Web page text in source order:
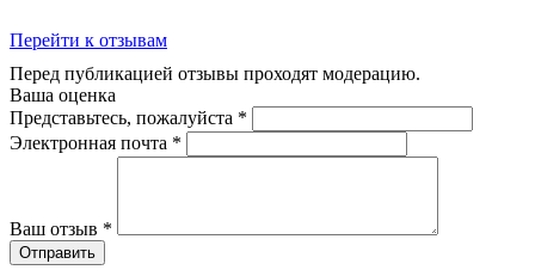
Перейти к отзывам
Перед публикацией отзывы проходят модерацию.
Ваша оценка
Представьтесь, пожалуйста *
Электронная почта *
Ваш отзыв *
Отправить